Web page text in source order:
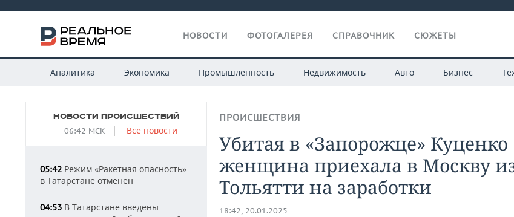
НОВОСТИ ФОТОГАЛЕРЕЯ СПРАВОЧНИК СЮЖЕТЫ
Аналитика Экономика Промышленность Недвижимость Авто Бизнес
НОВОСТИ ПРОИСШЕСТВИЙ
06:42 МСК Все новости
05:42 Режим «Ракетная опасность»
в Татарстане отменен
04:53 В Татарстане введены
ПРОИСШЕСТВИЯ
Убитая в «Запорожце» Куценко
женщина приехала в Москву
Тольятти на заработки
18:42, 20.01.2025